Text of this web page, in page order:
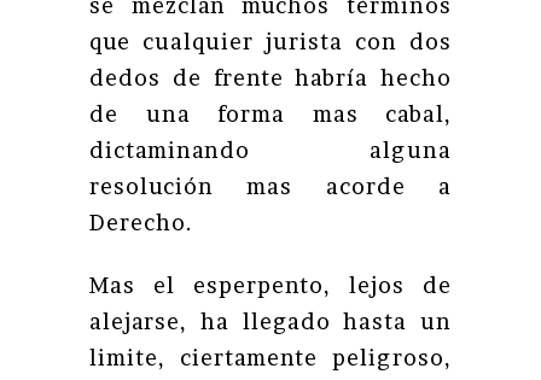
se mezclan muchos términos
que cualquier jurista con dos
dedos de frente habría hecho
de una forma mas cabal,
dictaminando alguna
resolución mas acorde a
Derecho.
Mas el esperpento, lejos de
alejarse, ha llegado hasta un
limite, ciertamente peligroso,